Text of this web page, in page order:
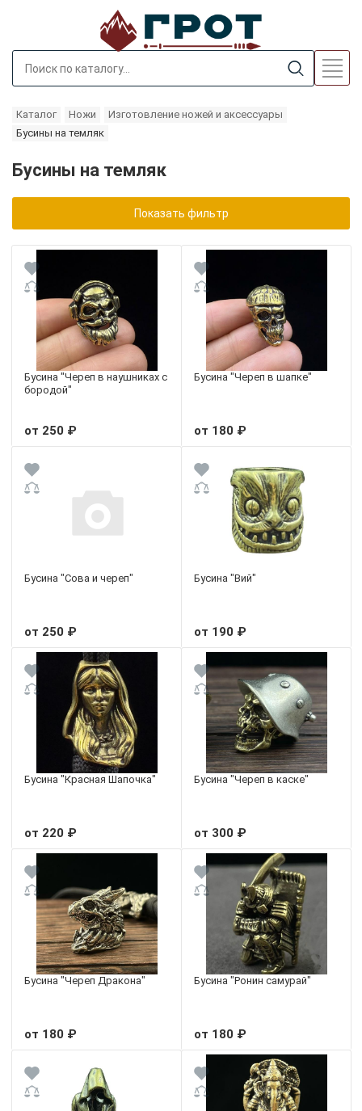
Каталог Ножи
Изготовление ножей и аксессуары
Бусины на темляк
Бусины на темляк
Показать фильтр
Бусина "Череп в наушниках с
бородой"
от 250 ₽
Бусина "Череп в шапке"
от 180 ₽
Бусина "Сова и череп"
от 250 ₽
Бусина "Вий"
от 190 ₽
Бусина "Красная Шапочка"
от 220 ₽
Бусина "Череп в каске"
от 300 ₽
Бусина "Череп Дракона"
от 180 ₽
Бусина "Ронин самурай"
от 180 ₽